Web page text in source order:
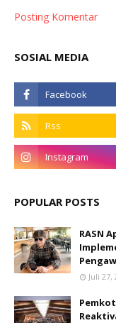
Posting Komentar
SOSIAL MEDIA
POPULAR POSTS
RASN
Juli 27,